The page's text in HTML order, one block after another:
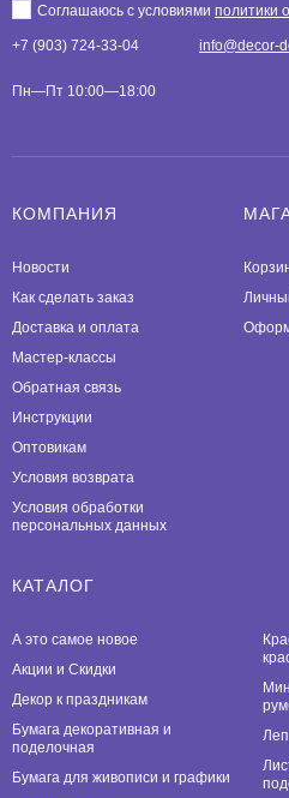
Соглашаюсь с условиями политики
+7 (903) 724-33-04 info@decor-
Пн—Пт 10:00—18:00
КОМПАНИЯ
Новости
Как сделать заказ
Доставка и оплата
Мастер-классы
Обратная связь
Инструкции
Оптовикам
Условия возврата
Условия обработки
персональных данных
КАТАЛОГ
А это самое новое
Акции и Скидки
Декор к праздникам
Бумага декоративная и
поделочная
Бумага для живописи и графики